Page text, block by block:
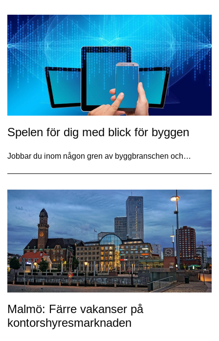
Spelen för dig med blick för byggen
Jobbar du inom någon gren av byggbranschen och…
Malmö: Färre vakanser på
kontorshyresmarknaden